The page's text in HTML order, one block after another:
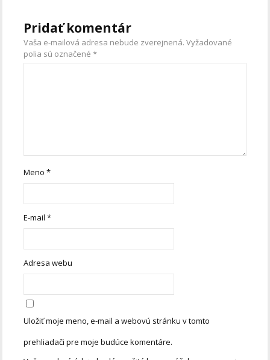
Pridať komentár
Vaša e-mailová adresa nebude zverejnená. Vyžadované
polia sú označené*
Meno*
E-mail*
Adresa webu
Uložiť moje meno, e-mail a webovú stránku v tomto
prehliadači pre moje budúce komentáre.